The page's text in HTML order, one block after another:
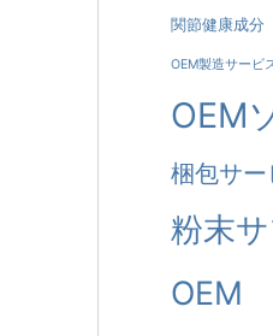
関節健康成分
OEM製造サービ
OEM
梱包サー
粉末
OEM